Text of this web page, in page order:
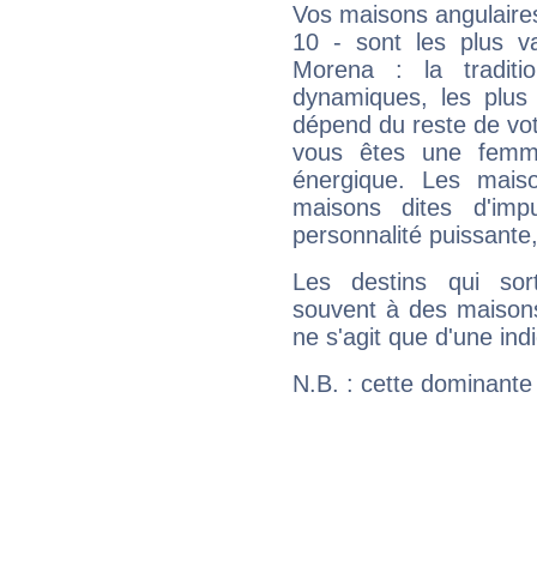
Vos maisons
10 - sont les plus
Morena : la
dynamiques, les
dépend du reste de
vous êtes une
énergique. Les
maisons dites
personnalité
Les destins qui
souvent à des
ne s'agit que d'une
N.B. : cette